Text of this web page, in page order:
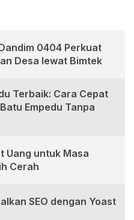
0404 Perkuat
Desa lewat Bimtek
Terbaik: Cara Cepat
Empedu Tanpa
Uang untuk Masa
Cerah
SEO dengan Yoast